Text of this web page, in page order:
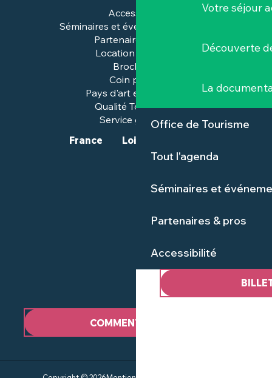
Votre séjour
Découverte
La
Office de Tourisme
Tout l'agenda
Séminaires et
Partenaires & pros
Accessibilité
Accessibilité
Séminaires et événements pros
Partenaires & pros
Location de salles
Brochures
Coin presse
Pays d'art et d'histoire
Qualité Tourisme™
Service groupes
COMMENT VENIR ?
France Loire-Atlantique